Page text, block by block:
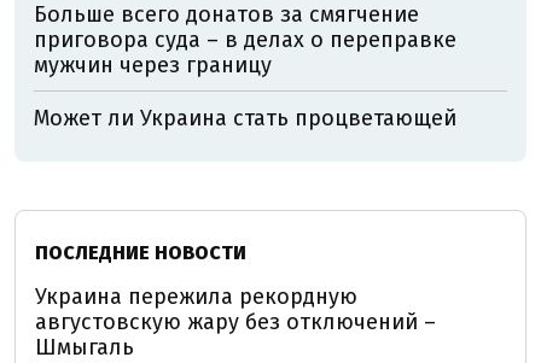
Больше всего донатов за смягчение
приговора суда – в делах о переправке
мужчин через границу
Может ли Украина стать процветающей
ПОСЛЕДНИЕ НОВОСТИ
Украина пережила рекордную
августовскую жару без отключений –
Шмыгаль